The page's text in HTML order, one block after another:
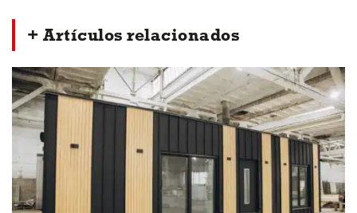
+ Artículos relacionados